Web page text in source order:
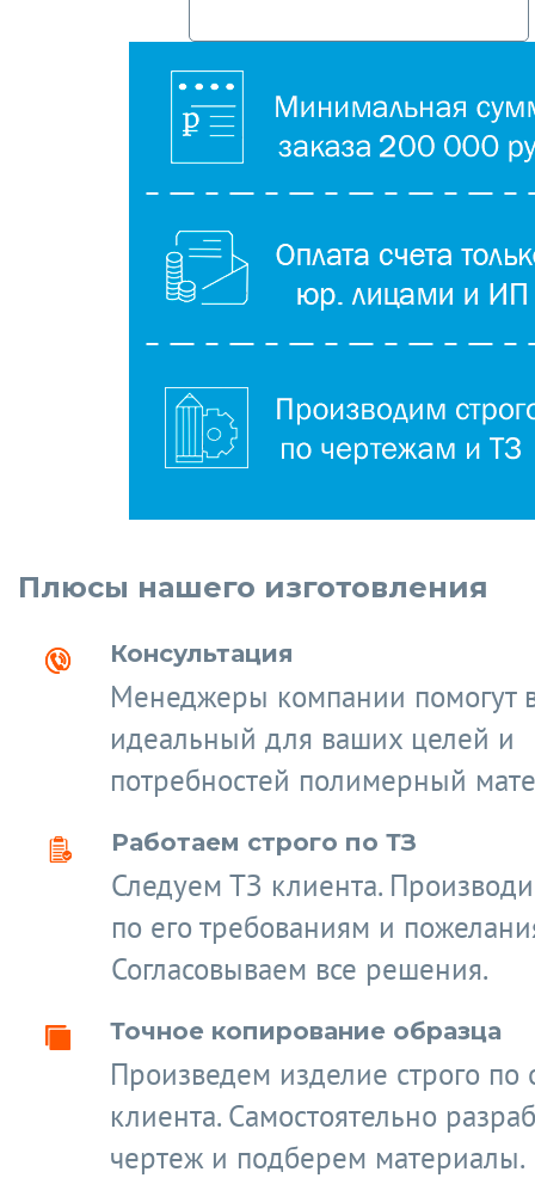
Плюсы нашего изготовления
Консультация
Менеджеры компании помогут
идеальный для ваших целей и
потребностей полимерный
Работаем строго по ТЗ
Следуем ТЗ клиента.
по его требованиям и
Согласовываем все решения.
Точное копирование образца
Произведем изделие строго по
клиента. Самостоятельно
чертеж и подберем материалы.